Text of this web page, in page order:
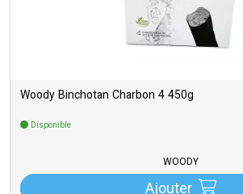
Woody Binchotan Charbon 4 450g
Disponible
WOODY